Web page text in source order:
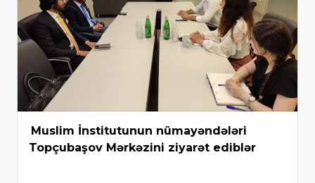
Muslim İnstitutunun nümayəndələri
Topçubaşov Mərkəzini ziyarət ediblər